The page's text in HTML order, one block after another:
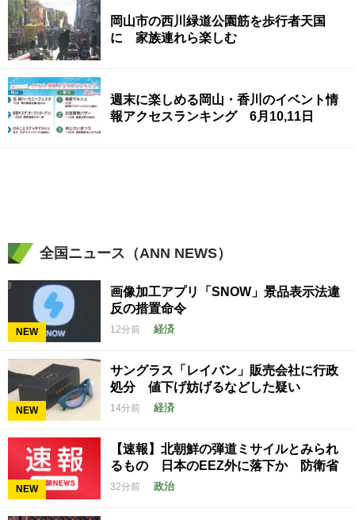
岡山市の西川緑道公園筋を歩行者天国
に 家族連れら楽しむ
週末に楽しめる岡山・香川のイベント情
報アクセスランキング 6月10,11日
全国ニュース（ANN NEWS）
NEW
画像加工アプリ「SNOW」景品表示法違
反の措置命令
12分前 経済
NEW
サングラス「レイバン」販売会社に行政
処分 値下げ妨げるなどした疑い
14分前 経済
NEW
【速報】北朝鮮の弾道ミサイルとみられ
るもの 日本のEEZ外に落下か 防衛省
32分前 政治